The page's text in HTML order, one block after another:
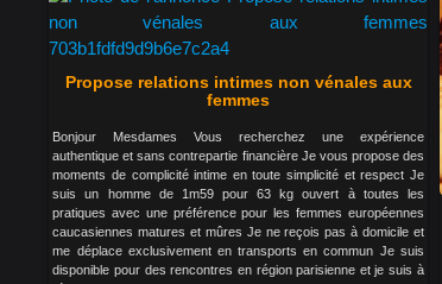
Propose relations intimes non vénales aux
femmes
Bonjour Mesdames Vous recherchez une expérience
authentique et sans contrepartie financière Je vous propose des
moments de complicité intime en toute simplicité et respect Je
suis un homme de 1m59 pour 63 kg ouvert à toutes les
pratiques avec une préférence pour les femmes européennes
caucasiennes matures et mûres Je ne reçois pas à domicile et
me déplace exclusivement en transports en commun Je suis
disponible pour des rencontres en région parisienne et je suis à